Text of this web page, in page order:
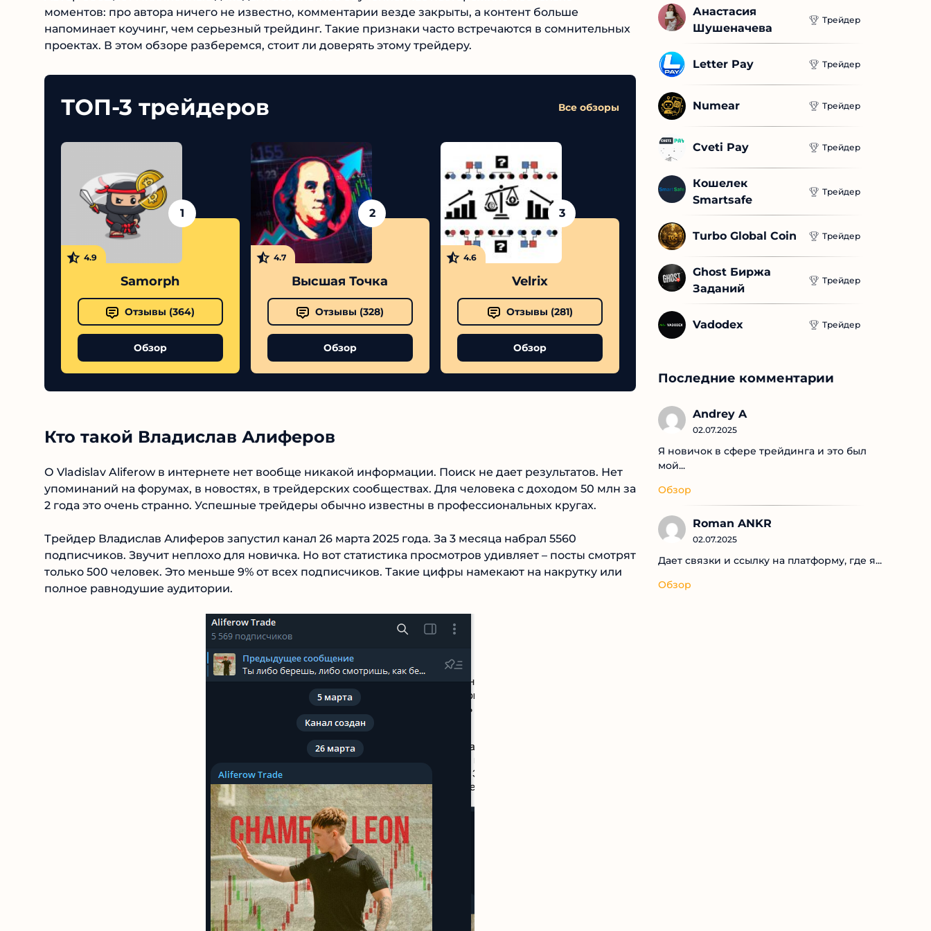
моментов: про автора ничего не известно, комментарии везде закрыты, а контент больше
напоминает коучинг, чем серьезный трейдинг. Такие признаки часто встречаются в
сомнительных проектах. В этом обзоре разберемся, стоит ли доверять этому трейдеру.
ТОП-3 трейдеров Все обзоры
1
4.9
Samorph
Отзывы ( 364)
Обзор
2
4.7
Высшая Точка
Отзывы ( 328)
Обзор
4.6
Velrix
Отзывы (281)
Обзор
Кто такой Владислав Алиферов
О Vladislav Aliferow в интернете нет вообще никакой информации. Поиск не дает результатов. Нет
упоминаний на форумах, в новостях, в трейдерских сообществах. Для человека с доходом 50 млн
за 2 года это очень странно. Успешные трейдеры обычно известны в профессиональных кругах.
Трейдер Владислав Алиферов запустил канал 26 марта 2025 года. За 3 месяца набрал 5560
подписчиков. Звучит неплохо для новичка. Но вот статистика просмотров удивляет – посты
смотрят только 500 человек. Это меньше 9% от всех подписчиков. Такие цифры намекают на
накрутку или полное равнодушие аудитории.
Анастасия
Шушеначева
Трейдер
Letter Pay Трейдер
Numear Трейдер
Cveti Pay Трейдер
Кошелек
Smartsafe
Трейдер
Turbo Global Coin Трейдер
Ghost Биржа
Заданий
Трейдер
Vadodex Трейдер
Последние комментарии
Andrey A
02.07.2025
Я новичок в сфере трейдинга и это был
мой...
Обзор
Roman ANKR
02.07.2025
Дает связки и ссылку на платформу, где я...
Обзор
Samorph
Рекомендованэкспертами
Tehnoobzor: высокий ROI, честная
статистика и сотни довольных
Читать обзор